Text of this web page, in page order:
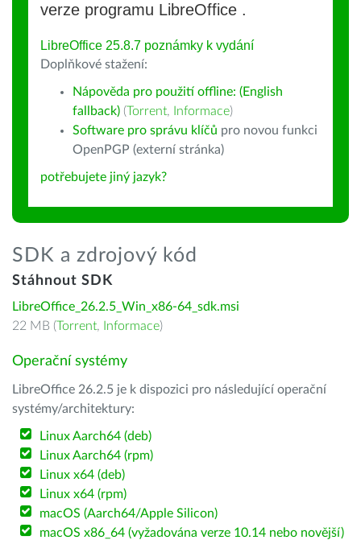
verze programu LibreOffice .
LibreOffice 25.8.7 poznámky k vydání
Doplňkové stažení:
Nápověda pro použití offline: (English
fallback) (Torrent, Informace)
Software pro správu klíčů pro novou funkci
OpenPGP (externí stránka)
potřebujete jiný jazyk?
SDK a zdrojový kód
Stáhnout SDK
LibreOffice_26.2.5_Win_x86-64_sdk.msi
22 MB (Torrent, Informace)
Operační systémy
LibreOffice 26.2.5 je k dispozici pro následující operační
systémy/architektury:
Linux Aarch64 (deb)
Linux Aarch64 (rpm)
Linux x64 (deb)
Linux x64 (rpm)
macOS (Aarch64/Apple Silicon)
macOS x86_64 (vyžadována verze 10.14 nebo novější)